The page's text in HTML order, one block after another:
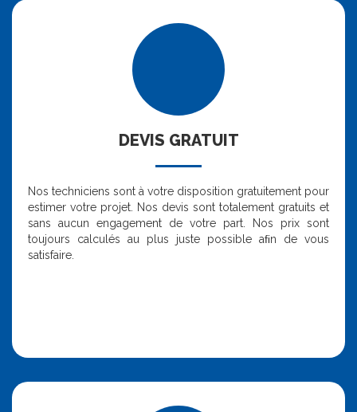
DEVIS GRATUIT
Nos techniciens sont à votre disposition gratuitement pour
estimer votre projet. Nos devis sont totalement gratuits et
sans aucun engagement de votre part. Nos prix sont
toujours calculés au plus juste possible aﬁn de vous
satisfaire.